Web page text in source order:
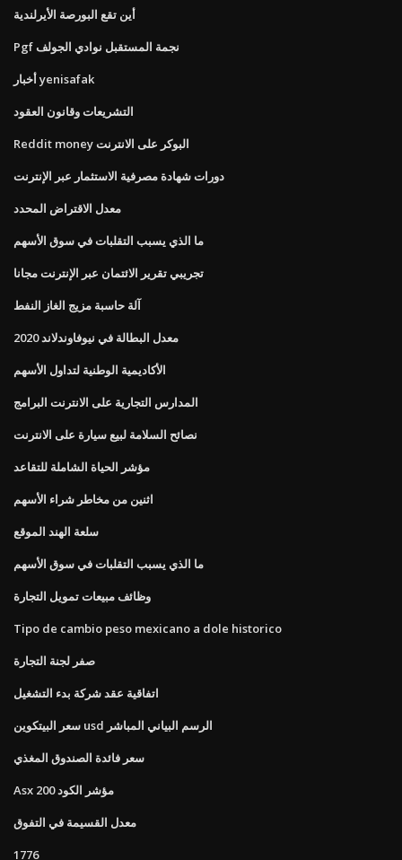
أين تقع البورصة الأيرلندية
Pgf نجمة المستقبل نوادي الجولف
أخبار yenisafak
التشريعات وقانون العقود
Reddit money البوكر على الانترنت
دورات شهادة مصرفية الاستثمار عبر الإنترنت
معدل الاقتراض المحدد
ما الذي يسبب التقلبات في سوق الأسهم
تجريبي تقرير الائتمان عبر الإنترنت مجانا
آلة حاسبة مزيج الغاز النفط
معدل البطالة في نيوفاوندلاند 2020
الأكاديمية الوطنية لتداول الأسهم
المدارس التجارية على الانترنت البرامج
نصائح السلامة لبيع سيارة على الانترنت
مؤشر الحياة الشاملة للتقاعد
اثنين من مخاطر شراء الأسهم
سلعة الهند الموقع
ما الذي يسبب التقلبات في سوق الأسهم
وظائف مبيعات تمويل التجارة
Tipo de cambio peso mexicano a dole historico
صفر لجنة التجارة
اتفاقية عقد شركة بدء التشغيل
سعر البيتكوين usd الرسم البياني المباشر
سعر فائدة الصندوق المغذي
Asx 200 مؤشر الكود
معدل القسيمة في التفوق
1776